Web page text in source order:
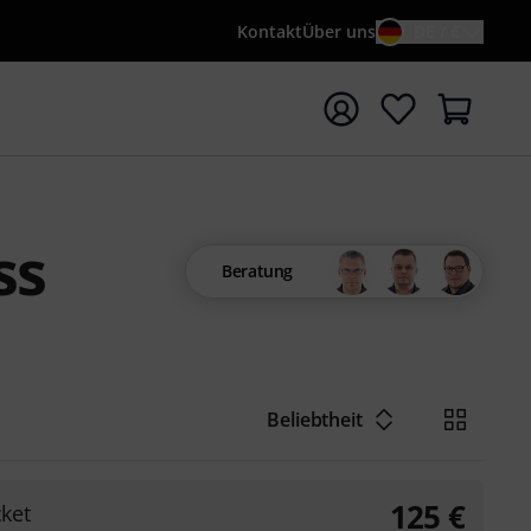
KontaktÜber uns
mit Suchwort {searchTerm} starten
Beratung
Beliebtheit
125 €